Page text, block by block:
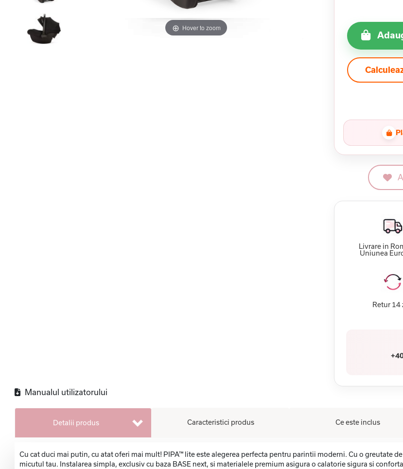
Hover to zoom
Livrare in
Uniunea
Retur 14
Manualul utilizatorului
Detalii produs Caracteristici produs Ce este inclus
Cu cat duci mai putin, cu atat oferi mai mult! PIPA™ lite este alegerea perfecta pentru parintii moderni. Cu o greutate
micutul tau. Instalarea simpla, exclusiv cu baza BASE next, si materialele premium asigura o calatorie sigura si